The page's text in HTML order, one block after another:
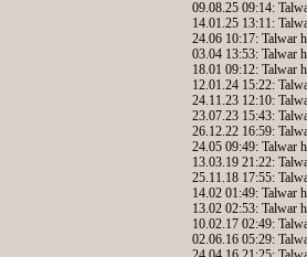
09.08.25 09:14:
14.01.25 13:11:
24.06 10:17: Talwar
03.04 13:53: Talwar
18.01 09:12: Talwar
12.01.24 15:22:
24.11.23 12:10:
23.07.23 15:43:
26.12.22 16:59:
24.05 09:49: Talwar
13.03.19 21:22:
25.11.18 17:55:
14.02 01:49: Talwar
13.02 02:53: Talwar
10.02.17 02:49:
02.06.16 05:29: